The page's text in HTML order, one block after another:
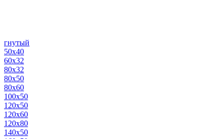
гнутый
50х40
60х32
80х32
80х50
80х60
100х50
120х50
120х60
120х80
140х50